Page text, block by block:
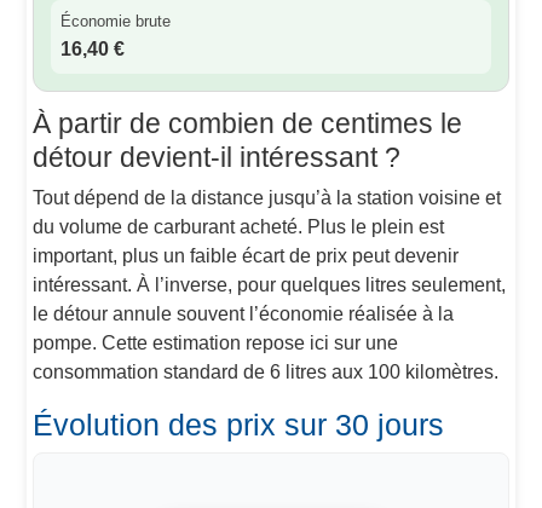
Économie brute
16,40 €
À partir de combien de centimes le
détour devient-il intéressant ?
Tout dépend de la distance jusqu’à la station voisine et
du volume de carburant acheté. Plus le plein est
important, plus un faible écart de prix peut devenir
intéressant. À l’inverse, pour quelques litres seulement,
le détour annule souvent l’économie réalisée à la
pompe. Cette estimation repose ici sur une
consommation standard de 6 litres aux 100 kilomètres.
Évolution des prix sur 30 jours